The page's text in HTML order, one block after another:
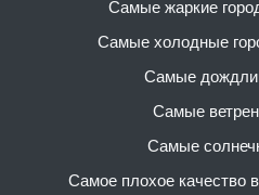
Самые жаркие
Самые холодные
Самые
Самые
Самые
Самое плохое качество